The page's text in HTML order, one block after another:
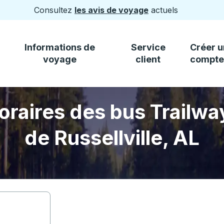
Consultez les avis de voyage actuels
Informations de
voyage
Service
client
Créer
compte
des bus
de Russellville, AL